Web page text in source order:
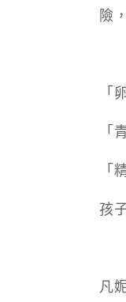
險
「
「
「
孩
凡